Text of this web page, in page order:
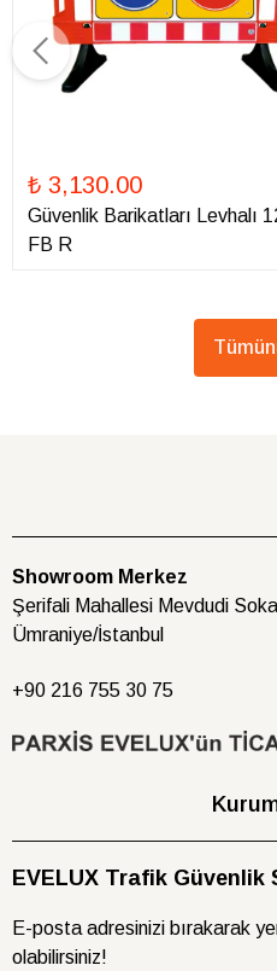
₺ 3,130.00
Güvenlik Barikatları Levhalı
FB R
Showroom Merkez
Şerifali Mahallesi Mevdudi
Ümraniye/İstanbul
+90 216 755 30 75
EVELUX Trafik Güvenlik
E-posta adresinizi bırakarak
olabilirsiniz!